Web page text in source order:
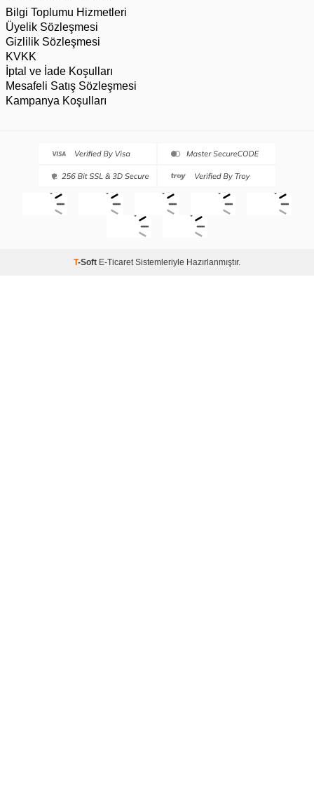
Bilgi Toplumu Hizmetleri
Üyelik Sözleşmesi
Gizlilik Sözleşmesi
KVKK
İptal ve İade Koşulları
Mesafeli Satış Sözleşmesi
Kampanya Koşulları
T-Soft E-Ticaret Sistemleriyle Hazırlanmıştır.